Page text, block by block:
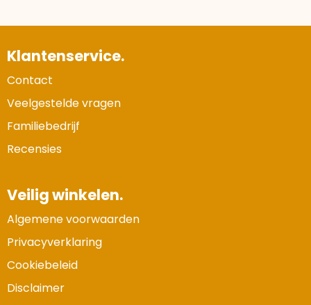
Klantenservice.
Contact
Veelgestelde vragen
Familiebedrijf
Recensies
Veilig winkelen.
Algemene voorwaarden
Privacyverklaring
Cookiebeleid
Disclaimer